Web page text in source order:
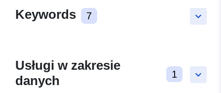
keyboard_arrow_down
Keywords 7
keyboard_arrow_down
Usługi w zakresie
danych
1